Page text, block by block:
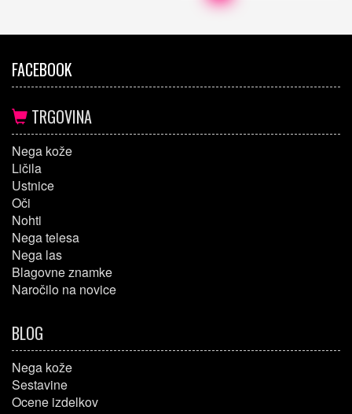
FACEBOOK
TRGOVINA
Nega kože
Ličila
Ustnice
Oči
Nohti
Nega telesa
Nega las
Blagovne znamke
Naročilo na novice
BLOG
Nega kože
Sestavine
Ocene izdelkov